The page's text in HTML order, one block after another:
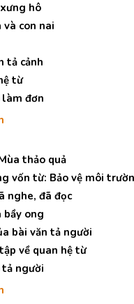
hô
và con nai
tả cảnh
từ
làm đơn
thảo quả
vốn từ: Bảo vệ môi
nghe, đã đọc
bầy ong
bài văn tả người
về quan hệ từ
tả người